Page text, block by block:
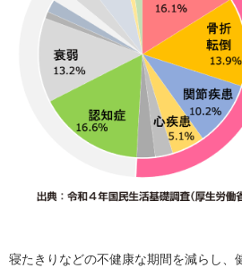
寝たきりなどの不健康な期間を減らし、